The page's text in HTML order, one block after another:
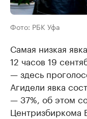
Фото: РБК Уфа
Самая низкая
12 часов 19
— здесь
Агидели явка
— 37%, об этом
Центризбиркома